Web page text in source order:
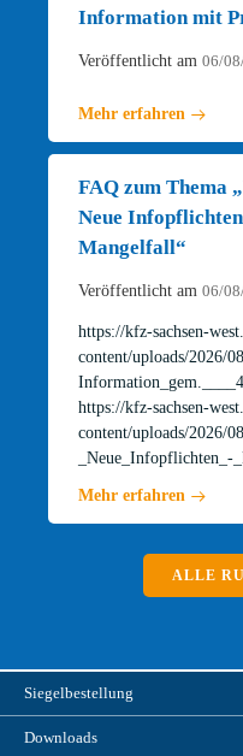
Information mit
Veröffentlicht am 06/
Mehr erfahren
FAQ zum Thema
Neue
Mangelfall“
Veröffentlicht am 06/
https://kfz-sachsen-
content/uploads/2026/
https://kfz-sachsen-
content/uploads/2026/
Mehr erfahren
ALLE
Siegelbestellung
Downloads